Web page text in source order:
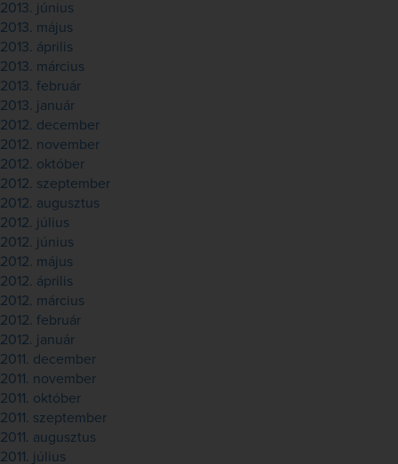
2013. június
2013. május
2013. április
2013. március
2013. február
2013. január
2012. december
2012. november
2012. október
2012. szeptember
2012. augusztus
2012. július
2012. június
2012. május
2012. április
2012. március
2012. február
2012. január
2011. december
2011. november
2011. október
2011. szeptember
2011. augusztus
2011. július